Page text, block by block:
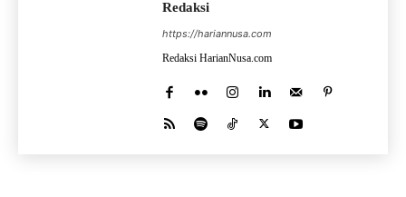
Redaksi
https://hariannusa.com
Redaksi HarianNusa.com